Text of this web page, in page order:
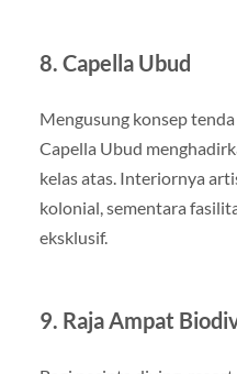
8. Capella Ubud
Mengusung konsep
Capella Ubud
kelas atas. Interiornya
kolonial, sementara
eksklusif.
9. Raja Ampat